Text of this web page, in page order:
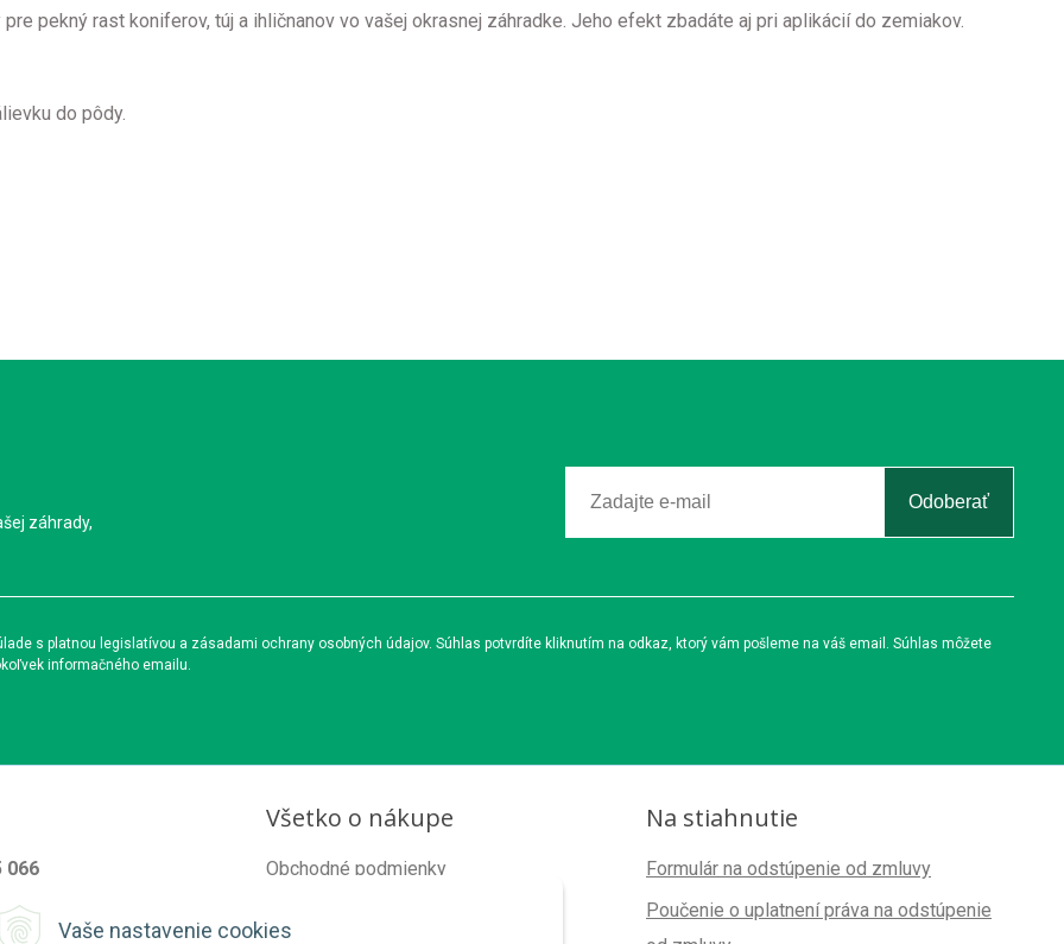
Vaše nastavenie cookies
pekný rast koniferov, túj a ihličnanov vo vašej okrasnej záhradke. Jeho efekt zbadáte aj pri aplikácií do zemiakov.
do pôdy.
záhrady,
Odoberať
s platnou legislatívou a zásadami ochrany osobných údajov. Súhlas potvrdíte kliknutím na odkaz, ktorý vám pošleme na váš email. Súhlas môžete
informačného emailu.
066
Všetko o nákupe
Obchodné podmienky
Na stiahnutie
Formulár na odstúpenie od zmluvy
Poučenie o uplatnení práva na odstúpenie